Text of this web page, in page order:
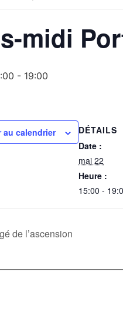
midi
- 19:00
au calendrier
DÉTAILS
Date :
mai 22
Heure :
15:00 -
de l’ascension